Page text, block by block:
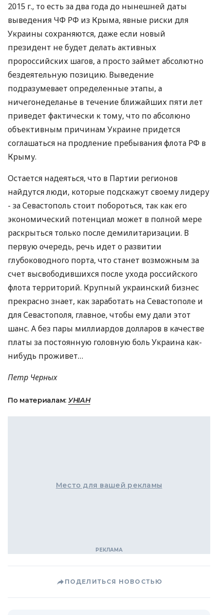
2015 г., то есть за два года до нынешней даты
выведения ЧФ РФ из Крыма, явные риски для
Украины сохраняются, даже если новый
президент не будет делать активных
пророссийских шагов, а просто займет абсолютно
бездеятельную позицию. Выведение
подразумевает определенные этапы, а
ничегонеделанье в течение ближайших пяти лет
приведет фактически к тому, что по абсолюно
объективным причинам Украине придется
соглашаться на продление пребывания флота РФ в
Крыму.
Остается надеяться, что в Партии регионов
найдутся люди, которые подскажут своему лидеру
- за Севастополь стоит побороться, так как его
экономический потенциал может в полной мере
раскрыться только после демилитаризации. В
первую очередь, речь идет о развитии
глубоководного порта, что станет возможным за
счет высвободившихся после ухода российского
флота территорий. Крупный украинский бизнес
прекрасно знает, как заработать на Севастополе и
для Севастополя, главное, чтобы ему дали этот
шанс. А без пары миллиардов долларов в качестве
платы за постоянную головную боль Украина как-
нибудь проживет…
Петр Черных
По материалам: УНІАН
Место для вашей рекламы
ПОДЕЛИТЬСЯ НОВОСТЬЮ